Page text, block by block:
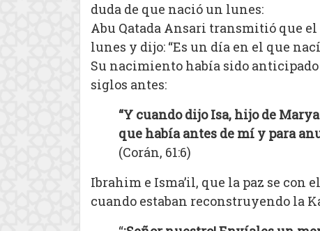
duda de que nació un lunes:
Abu Qatada Ansari transmitió que el
lunes y dijo: “Es un día en el que
Su nacimiento había sido anticipado
siglos antes:
“Y cuando dijo Isa, hijo de
que había antes de mí y para
(Corán, 61:6)
Ibrahim e Isma’il, que la paz se con
cuando estaban reconstruyendo la